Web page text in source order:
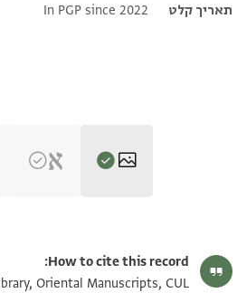
תאריך קלט In PGP since 2022
CUL Or.1081 J40 1v
How to cite this record:
Oriental Manuscripts, CUL